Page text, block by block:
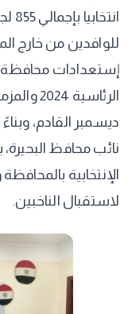
للوافدين من خارج
إستعدادات محافظة
ديسمبر القادم،
نائب محافظ
الإنتخابية
لاستقبال الناخبين.